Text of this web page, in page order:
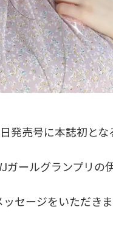
発売号に本誌初と
ガールグランプリ
セージをいただき